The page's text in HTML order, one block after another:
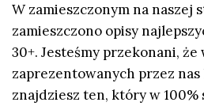
W zamieszczonym na naszej
zamieszczono opisy
30+. Jesteśmy przekonani, że
zaprezentowanych przez
znajdziesz ten, który w 100%